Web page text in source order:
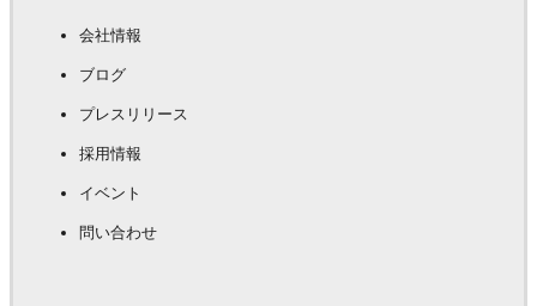
会社情報
ブログ
プレスリリース
採用情報
イベント
問い合わせ